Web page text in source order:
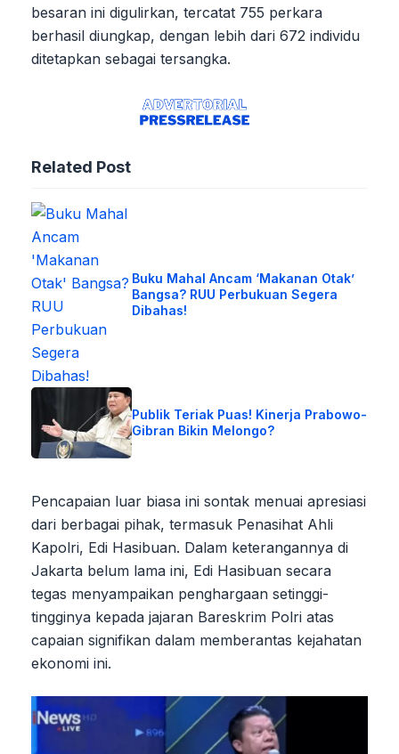
besaran ini digulirkan, tercatat 755 perkara
berhasil diungkap, dengan lebih dari 672 individu
ditetapkan sebagai tersangka.
Related Post
Buku Mahal Ancam ‘Makanan Otak’
Bangsa? RUU Perbukuan Segera
Dibahas!
Publik Teriak Puas! Kinerja Prabowo-
Gibran Bikin Melongo?
Pencapaian luar biasa ini sontak menuai apresiasi
dari berbagai pihak, termasuk Penasihat Ahli
Kapolri, Edi Hasibuan. Dalam keterangannya di
Jakarta belum lama ini, Edi Hasibuan secara
tegas menyampaikan penghargaan setinggi-
tingginya kepada jajaran Bareskrim Polri atas
capaian signifikan dalam memberantas kejahatan
ekonomi ini.